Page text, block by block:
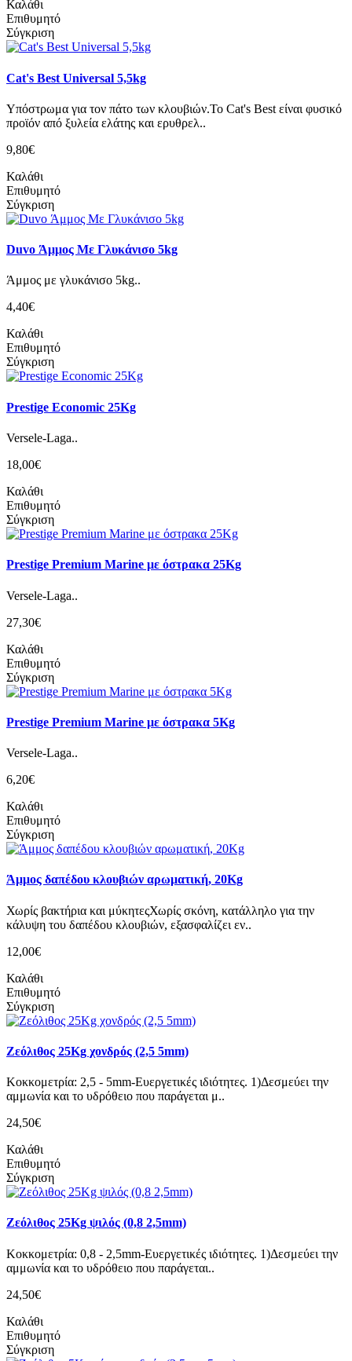
Καλάθι
Επιθυμητό
Σύγκριση
Cat's Best Universal 5,5kg
Υπόστρωμα για τον πάτο των κλουβιών.Το Cat's Best είναι φυσικό
προϊόν από ξυλεία ελάτης και ερυθρελ..
9,80€
Καλάθι
Επιθυμητό
Σύγκριση
Duvo Άμμος Με Γλυκάνισο 5kg
Άμμος με γλυκάνισο 5kg..
4,40€
Καλάθι
Επιθυμητό
Σύγκριση
Prestige Economic 25Kg
Versele-Laga..
18,00€
Καλάθι
Επιθυμητό
Σύγκριση
Prestige Premium Marine με όστρακα 25Kg
Versele-Laga..
27,30€
Καλάθι
Επιθυμητό
Σύγκριση
Prestige Premium Marine με όστρακα 5Kg
Versele-Laga..
6,20€
Καλάθι
Επιθυμητό
Σύγκριση
Άμμος δαπέδου κλουβιών αρωματική, 20Kg
Χωρίς βακτήρια και μύκητεςΧωρίς σκόνη, κατάλληλο για την
κάλυψη του δαπέδου κλουβιών, εξασφαλίζει εν..
12,00€
Καλάθι
Επιθυμητό
Σύγκριση
Ζεόλιθος 25Kg χονδρός (2,5 5mm)
Κοκκομετρία: 2,5 - 5mm-Ευεργετικές ιδιότητες. 1)Δεσμεύει την
αμμωνία και το υδρόθειο που παράγεται μ..
24,50€
Καλάθι
Επιθυμητό
Σύγκριση
Ζεόλιθος 25Kg ψιλός (0,8 2,5mm)
Κοκκομετρία: 0,8 - 2,5mm-Ευεργετικές ιδιότητες. 1)Δεσμεύει την
αμμωνία και το υδρόθειο που παράγεται..
24,50€
Καλάθι
Επιθυμητό
Σύγκριση